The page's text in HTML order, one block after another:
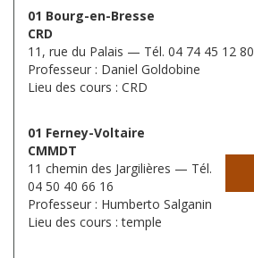
01 Bourg-en-Bresse
CRD
11, rue du Palais — Tél. 04 74 45 12 80
Professeur : Daniel Goldobine
Lieu des cours : CRD
01 Ferney-Voltaire
CMMDT
11 chemin des Jargilières — Tél.
04 50 40 66 16
Professeur : Humberto Salganin
Lieu des cours : temple